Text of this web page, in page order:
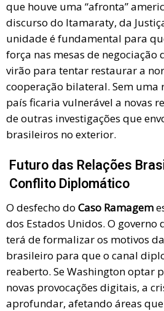
que houve uma “afronta”
discurso do Itamaraty, da
unidade é fundamental para
força nas mesas de negociação
virão para tentar restaurar a
cooperação bilateral. Sem uma
país ficaria vulnerável a novas
de outras investigações que
brasileiros no exterior.
Futuro das Relações
Conflito Diplomático
O desfecho do Caso Ramagem
dos Estados Unidos. O governo
terá de formalizar os motivos
brasileiro para que o canal
reaberto. Se Washington optar
novas provocações digitais, a
aprofundar, afetando áreas